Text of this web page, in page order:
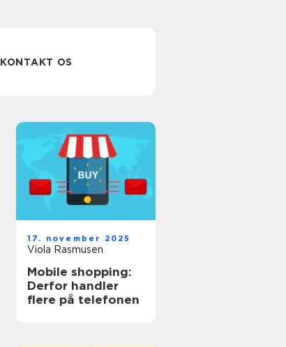
KONTAKT OS
Uv vandfilter
sådan får du
rent og sikkert
17. november 2025
Viola Rasmusen
Mobile shopping:
Derfor handler
flere på telefonen